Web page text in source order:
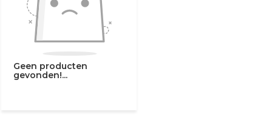
Geen producten
gevonden!...